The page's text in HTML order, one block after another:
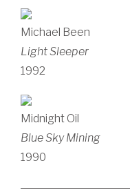
Michael Been
Light Sleeper
1992
Midnight Oil
Blue Sky Mining
1990